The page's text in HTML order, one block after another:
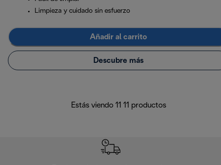
Limpieza y cuidado sin esfuerzo
Añadir al carrito
Descubre más
Estás viendo 11 11 productos